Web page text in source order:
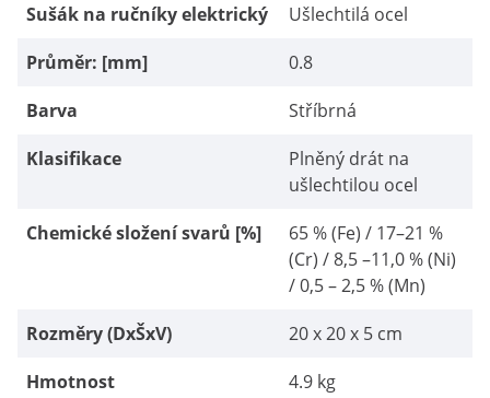
Sušák na ručníky elektrický
Ušlechtilá ocel
Průměr: [mm]
0.8
Barva
Stříbrná
Klasifikace
Plněný drát na
ušlechtilou ocel
Chemické složení svarů [%]
65 % (Fe) / 17–21 %
(Cr) / 8,5 –11,0 % (Ni)
/ 0,5 – 2,5 % (Mn)
Rozměry (DxŠxV)
20 x 20 x 5 cm
Hmotnost
4.9 kg